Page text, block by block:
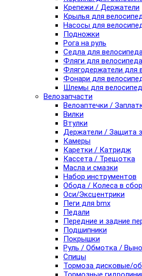
Крепежи / Держатели
Крылья для
Насосы для
Подножки
Рога на руль
Седла для
Фляги для велосипеда
Флягодержатели для
Фонари для
Шлемы для
Велозапчасти
Велоаптечки /
Вилки
Втулки
Держатели / Защита
Камеры
Каретки / Катридж
Кассета / Трещотка
Масла и смазки
Набор инструментов
Обода / Колеса в
Оси/Эксцентрики
Пеги для bmx
Педали
Передние и задние
Подшипники
Покрышки
Руль / Обмотка /
Спицы
Тормоза дисковые/